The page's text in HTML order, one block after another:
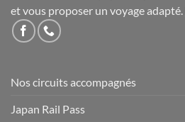
et vous proposer un voyage adapté.
Nos circuits accompagnés
Japan Rail Pass